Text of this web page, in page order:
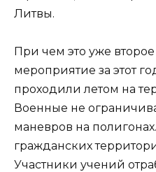
Литвы.
При чем это уже
мероприятие за этот
проходили летом на
Военные не
маневров на
гражданских
Участники учений